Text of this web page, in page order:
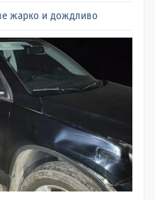
жарко и дождливо